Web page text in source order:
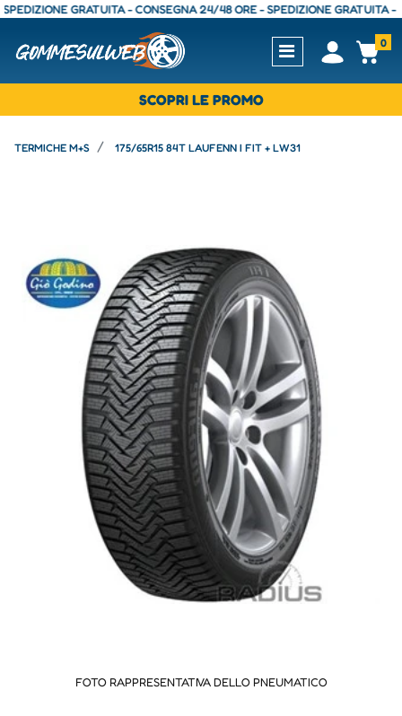
GRATUITA - CONSEGNA 24/48 ORE - SPEDIZIONE GRATUITA -
Open0
SCOPRI LE PROMO
TERMICHE M+S 175/65R15 84T LAUFENN I FIT + LW31
FOTO RAPPRESENTATIVA DELLO PNEUMATICO